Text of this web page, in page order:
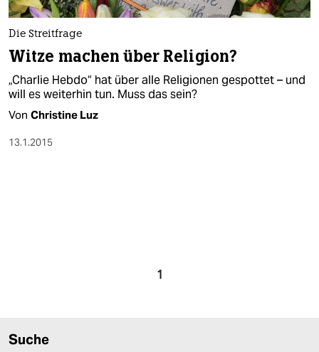
Die Streitfrage
Witze machen über Religion?
„Charlie Hebdo“ hat über alle Religionen gespottet – und
will es weiterhin tun. Muss das sein?
Von Christine Luz
13.1.2015
1
Suche